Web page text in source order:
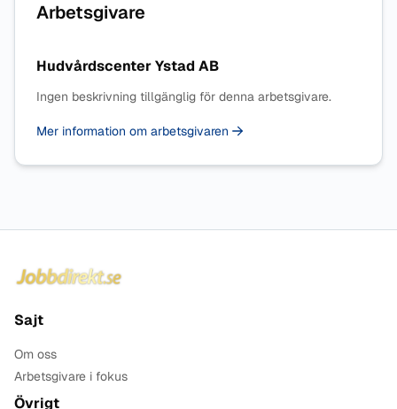
Arbetsgivare
Hudvårdscenter Ystad AB
Ingen beskrivning tillgänglig för denna arbetsgivare.
Mer information om arbetsgivaren
Sajt
Om oss
Arbetsgivare i fokus
Övrigt